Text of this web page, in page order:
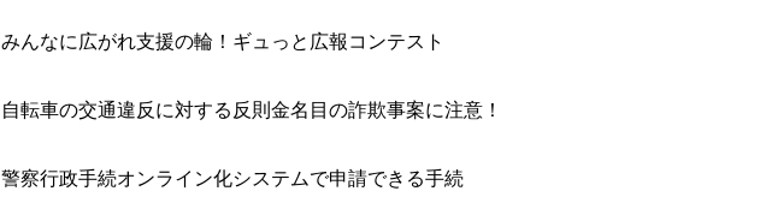
みんなに広がれ支援の輪！ギュっと広報コンテスト
自転車の交通違反に対する反則金名目の詐欺事案に注意！
警察行政手続オンライン化システムで申請できる手続